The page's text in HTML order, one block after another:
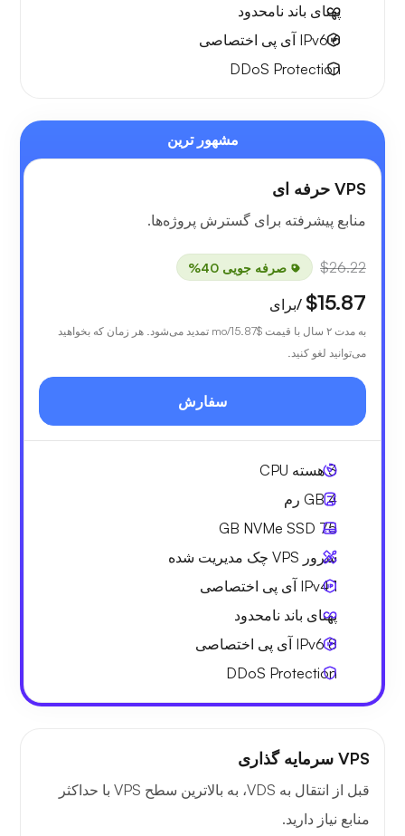
پهنای باند نامحدود
6 IPv6
آی پی اختصاصی
DDoS Protection
مشهور ترین
VPS حرفه ای
منابع پیشرفته برای گسترش پروژه‌ها.
$26.22 صرفه جویی 40%
$15.87 /برای
به مدت ۲ سال با قیمت $15.87
/mo تمدید می‌شود. هر زمان که بخواهید
می‌توانید لغو کنید.
سفارش
3هسته CPU
4 GB
رم
75 GB
NVMe SSD
سرور VPS چک مدیریت شده
1 IPv4
آی پی اختصاصی
پهنای باند نامحدود
8 IPv6
آی پی اختصاصی
DDoS Protection
VPS سرمایه گذاری
قبل از انتقال به VDS، به بالاترین سطح VPS با حداکثر
منابع نیاز دارید.